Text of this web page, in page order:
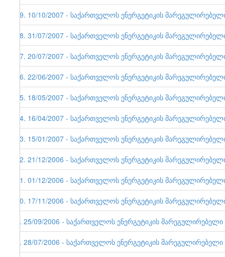
19. 10/10/2007 - საქართველოს ენერგეტიკის
18. 31/07/2007 - საქართველოს ენერგეტიკის
17. 20/07/2007 - საქართველოს ენერგეტიკის
16. 22/06/2007 - საქართველოს ენერგეტიკის
15. 18/05/2007 - საქართველოს ენერგეტიკის
14. 16/04/2007 - საქართველოს ენერგეტიკის
13. 15/01/2007 - საქართველოს ენერგეტიკის
12. 21/12/2006 - საქართველოს ენერგეტიკის
11. 01/12/2006 - საქართველოს ენერგეტიკის
10. 17/11/2006 - საქართველოს ენერგეტიკის
9. 25/09/2006 - საქართველოს ენერგეტიკის
8. 28/07/2006 - საქართველოს ენერგეტიკის